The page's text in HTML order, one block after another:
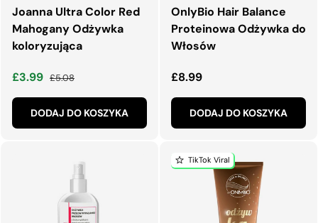
Joanna Ultra Color Red
Mahogany Odżywka
koloryzująca
Cena wyprzedaży
£3.99 Normalna cena
£5.08
DODAJ DO KOSZYKA
OnlyBio Hair Balance
Proteinowa Odżywka do
Włosów
Normalna cena
£8.99
DODAJ DO KOSZYKA
TikTok Viral